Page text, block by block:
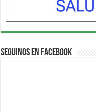
Seguinos en Facebook